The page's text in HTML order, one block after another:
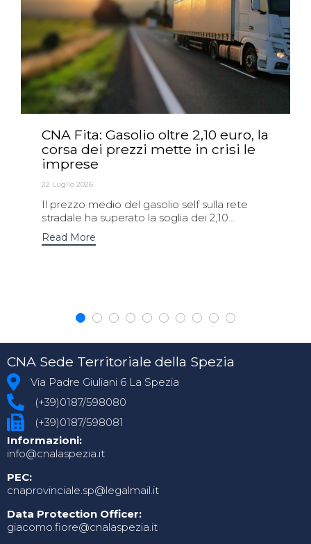
CNA Fita: Gasolio oltre 2,10 euro, la
corsa dei prezzi mette in crisi le
imprese
22 Luglio 2026
Il prezzo medio del gasolio self sulla rete
stradale ha superato la soglia dei 2,10...
Read More
CNA Sede Territoriale della Spezia
Via Padre Giuliani 6 La Spezia
(+39)0187/598080
(+39)0187/598081
Informazioni:
info@cnalaspezia.it
PEC:
cnaprovinciale.sp@legalmail.it
Data Protection Officer:
giacomo.fiore@cnalaspezia.it